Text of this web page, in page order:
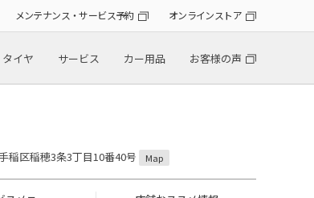
メンテナンス・サービス予約 オンラインストア
タイヤ サービス カー用品 お客様の声
区稲穂3条3丁目10番40号 Map